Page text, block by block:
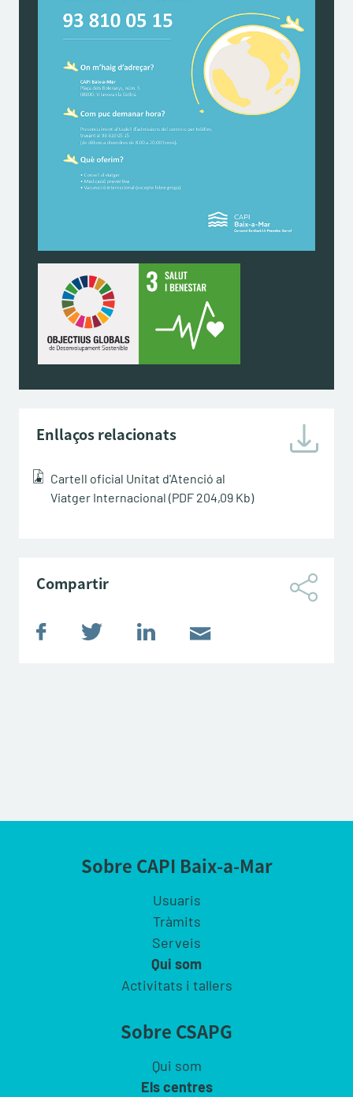
Enllaços relacionats
Cartell oficial Unitat d'Atenció al
Viatger Internacional (PDF 204,09 Kb)
Compartir
Sobre CAPI Baix-a-Mar
Usuaris
Tràmits
Serveis
Qui som
Activitats i tallers
Sobre CSAPG
Qui som
Els centres